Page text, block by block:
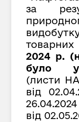
за
2024 р.
було
(листи
від
від